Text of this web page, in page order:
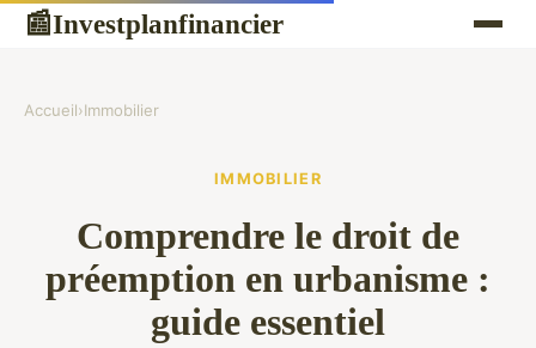
📰Investplanfinancier
Accueil›Immobilier
IMMOBILIER
Comprendre le droit de
préemption en urbanisme :
guide essentiel